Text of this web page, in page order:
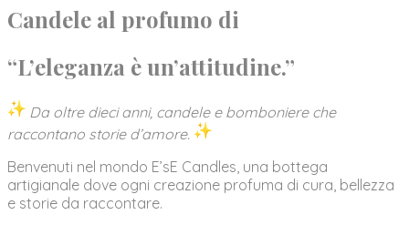
Candele al profumo di
“L’eleganza è un’attitudine.”
Da oltre dieci anni, candele e bomboniere che
raccontano storie d’amore.
Benvenuti nel mondo E’sE Candles, una bottega
artigianale dove ogni creazione profuma di cura, bellezza
e storie da raccontare.